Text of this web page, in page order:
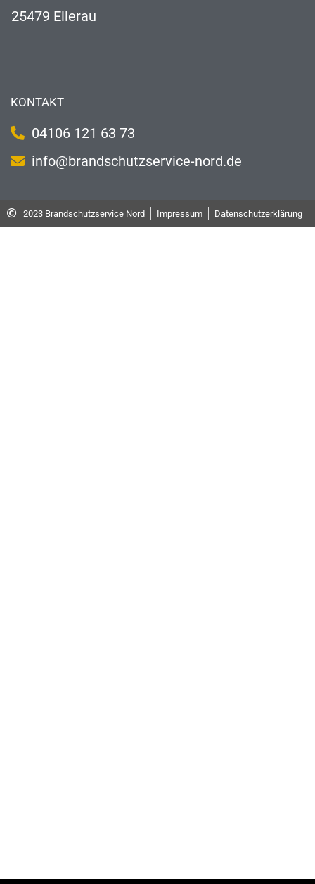
25479 Ellerau
KONTAKT
04106 121 63 73
info@brandschutzservice-nord.de
2023 Brandschutzservice Nord Impressum Datenschutzerklärung